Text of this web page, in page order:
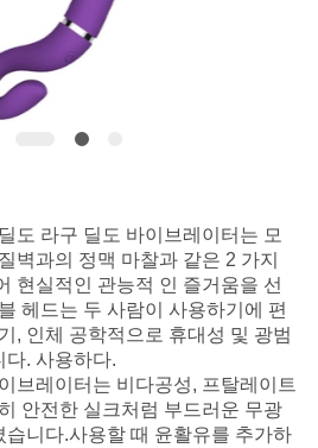
도 라구 딜도 바이브레이터는 모
벽과의 정맥 마찰과 같은 2 가지
현실적인 관능적 인 즐거움을 선
헤드는 두 사람이 사용하기에 편
, 인체 공학적으로 휴대성 및 광범
다. 사용하다.
브레이터는 비다공성, 프탈레이트
안전한 실크처럼 부드러운 무광
습니다.사용할 때 윤활유를 추가하